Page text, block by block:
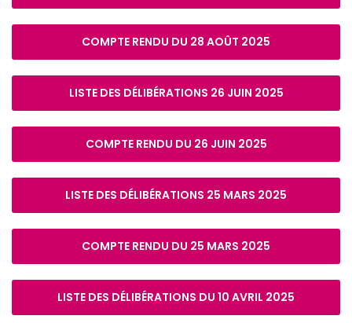
COMPTE RENDU DU 28 AOÛT 2025
LISTE DES DÉLIBÉRATIONS 26 JUIN 2025
COMPTE RENDU DU 26 JUIN 2025
LISTE DES DÉLIBÉRATIONS 25 MARS 2025
COMPTE RENDU DU 25 MARS 2025
LISTE DES DÉLIBÉRATIONS DU 10 AVRIL 2025